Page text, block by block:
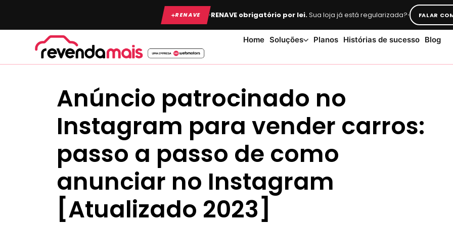
conteúdo
RENAVE ·RENAVE obrigatório por lei.Sua loja já está regularizada?· FALAR
Home Soluções Planos Histórias de sucesso Blog
Anúncio patrocinado no
Instagram para vender carros:
passo a passo de como
anunciar no Instagram
[Atualizado 2023]